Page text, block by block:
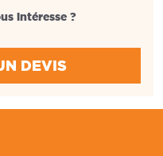
intéresse ?
DEVIS